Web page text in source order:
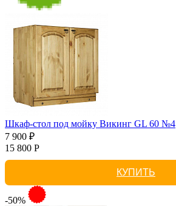
Шкаф-стол под мойку Викинг GL 60 №4
7 900 ₽
15 800 Р
КУПИТЬ
-50%